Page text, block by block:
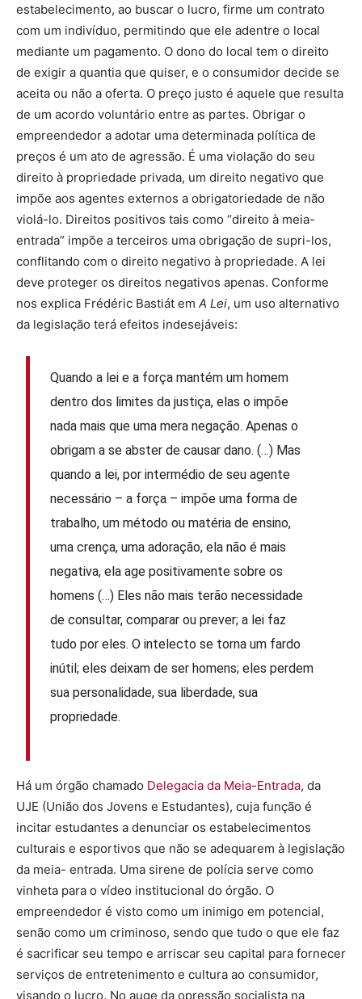
estabelecimento, ao buscar o lucro, firme um contrato
com um indivíduo, permitindo que ele adentre o local
mediante um pagamento. O dono do local tem o direito
de exigir a quantia que quiser, e o consumidor decide se
aceita ou não a oferta. O preço justo é aquele que resulta
de um acordo voluntário entre as partes. Obrigar o
empreendedor a adotar uma determinada política de
preços é um ato de agressão. É uma violação do seu
direito à propriedade privada, um direito negativo que
impõe aos agentes externos a obrigatoriedade de não
violá-lo. Direitos positivos tais como “direito à meia-
entrada” impõe a terceiros uma obrigação de supri-los,
conflitando com o direito negativo à propriedade. A lei
deve proteger os direitos negativos apenas. Conforme
nos explica Frédéric Bastiát em A Lei, um uso alternativo
da legislação terá efeitos indesejáveis:
Quando a lei e a força mantém um homem
dentro dos limites da justiça, elas o impõe
nada mais que uma mera negação. Apenas o
obrigam a se abster de causar dano. (…) Mas
quando a lei, por intermédio de seu agente
necessário – a força – impõe uma forma de
trabalho, um método ou matéria de ensino,
uma crença, uma adoração, ela não é mais
negativa, ela age positivamente sobre os
homens (…) Eles não mais terão necessidade
de consultar, comparar ou prever; a lei faz
tudo por eles. O intelecto se torna um fardo
inútil; eles deixam de ser homens; eles perdem
sua personalidade, sua liberdade, sua
propriedade.
Há um órgão chamado Delegacia da Meia-Entrada, da
UJE (União dos Jovens e Estudantes), cuja função é
incitar estudantes a denunciar os estabelecimentos
culturais e esportivos que não se adequarem à legislação
da meia- entrada. Uma sirene de polícia serve como
vinheta para o vídeo institucional do órgão. O
empreendedor é visto como um inimigo em potencial,
senão como um criminoso, sendo que tudo o que ele faz
é sacrificar seu tempo e arriscar seu capital para fornecer
serviços de entretenimento e cultura ao consumidor,
visando o lucro. No auge da opressão socialista na